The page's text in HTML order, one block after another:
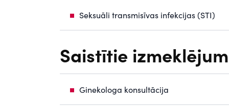
e
n
t
Seksuāli transmisīvas infekcijas (STI)
Saistītie
Ginekologa konsultācija